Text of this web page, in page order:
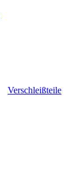
Verschleißteile